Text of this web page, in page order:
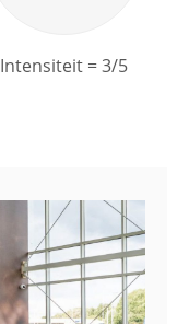
Intensiteit = 3/5